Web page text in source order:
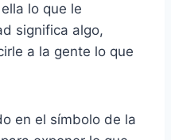
lo que le
significa algo,
a la gente lo que
en el símbolo de la